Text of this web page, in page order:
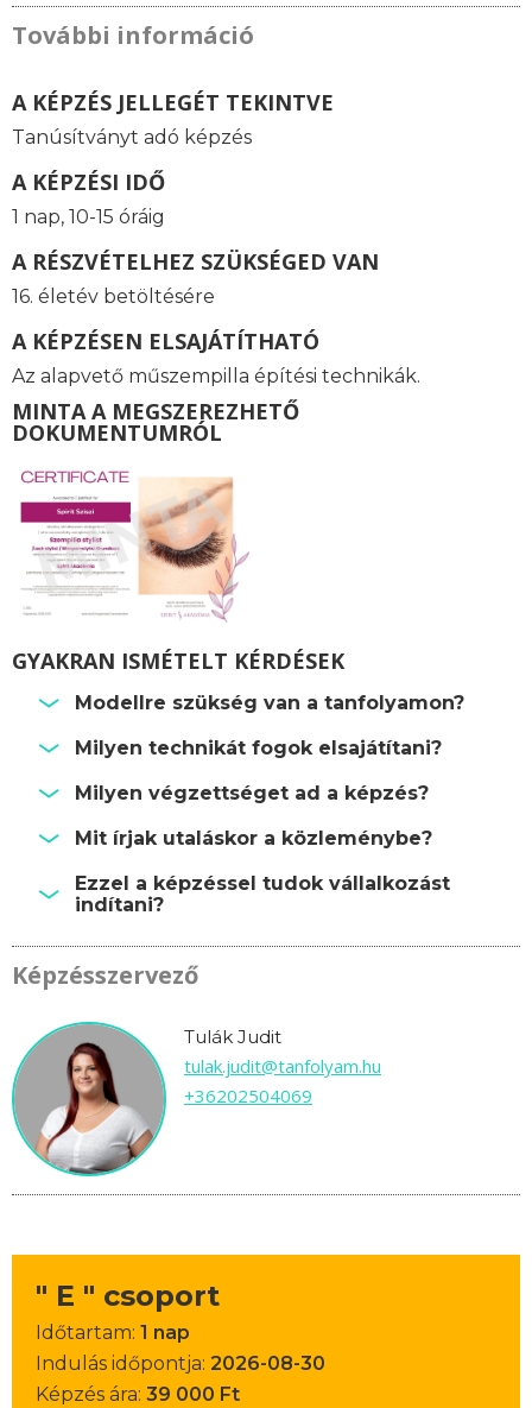
További információ
A KÉPZÉS JELLEGÉT TEKINTVE
Tanúsítványt adó képzés
A KÉPZÉSI IDŐ
1 nap, 10-15 óráig
A RÉSZVÉTELHEZ SZÜKSÉGED VAN
16. életév betöltésére
A KÉPZÉSEN ELSAJÁTÍTHATÓ
Az alapvető műszempilla építési technikák.
MINTA A MEGSZEREZHETŐ
DOKUMENTUMRÓL
GYAKRAN ISMÉTELT KÉRDÉSEK
Modellre szükség van a tanfolyamon?
Milyen technikát fogok elsajátítani?
Milyen végzettséget ad a képzés?
Mit írjak utaláskor a közleménybe?
Ezzel a képzéssel tudok vállalkozást
indítani?
Képzésszervező
Tulák Judit
tulak.judit@tanfolyam.hu
+36202504069
" E " csoport
Időtartam: 1 nap
Indulás időpontja: 2026-08-30
Képzés ára: 39 000 Ft